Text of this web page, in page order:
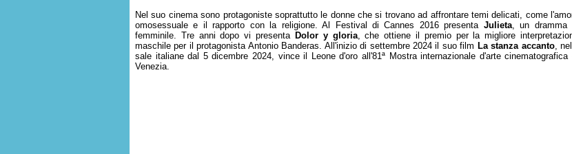
Nel suo cinema sono protagoniste soprattutto le donne che si trovano ad affrontare temi delicati, come
omosessuale e il rapporto con la religione. Al Festival di Cannes 2016 presenta Julieta, un dramma
femminile. Tre anni dopo vi presenta Dolor y gloria, che ottiene il premio per la migliore
maschile per il protagonista Antonio Banderas. All'inizio di settembre 2024 il suo film La stanza accanto,
sale italiane dal 5 dicembre 2024, vince il Leone d'oro all'81ª Mostra internazionale d'arte cinematografica
Venezia.